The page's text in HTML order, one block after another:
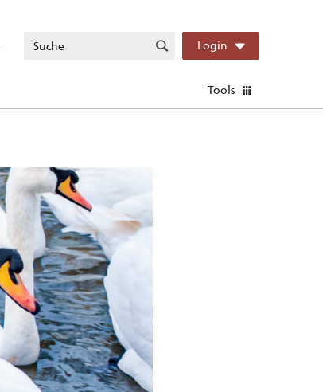
Login
Tools